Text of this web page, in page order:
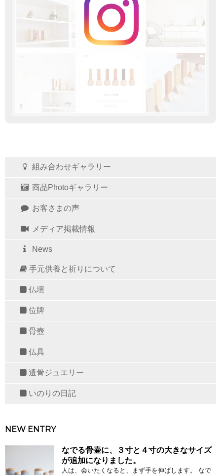
組み合わせギャラリー
商品Photoギャラリー
お客さまの声
メディア掲載情報
News
手元供養と祈りについて
仏壇
位牌
骨壺
仏具
遺骨ジュエリー
いのりの日記
NEW ENTRY
なでる骨壷に、３寸と４寸の大きなサイズ
が追加になりました。
人は、会いたくなると、まず手を伸ばします。 なで